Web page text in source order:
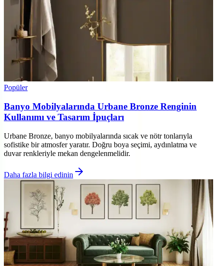
Popüler
Banyo Mobilyalarında Urbane Bronze Renginin
Kullanımı ve Tasarım İpuçları
Urbane Bronze, banyo mobilyalarında sıcak ve nötr tonlarıyla
sofistike bir atmosfer yaratır. Doğru boya seçimi, aydınlatma ve
duvar renkleriyle mekan dengelenmelidir.
Daha fazla bilgi edinin